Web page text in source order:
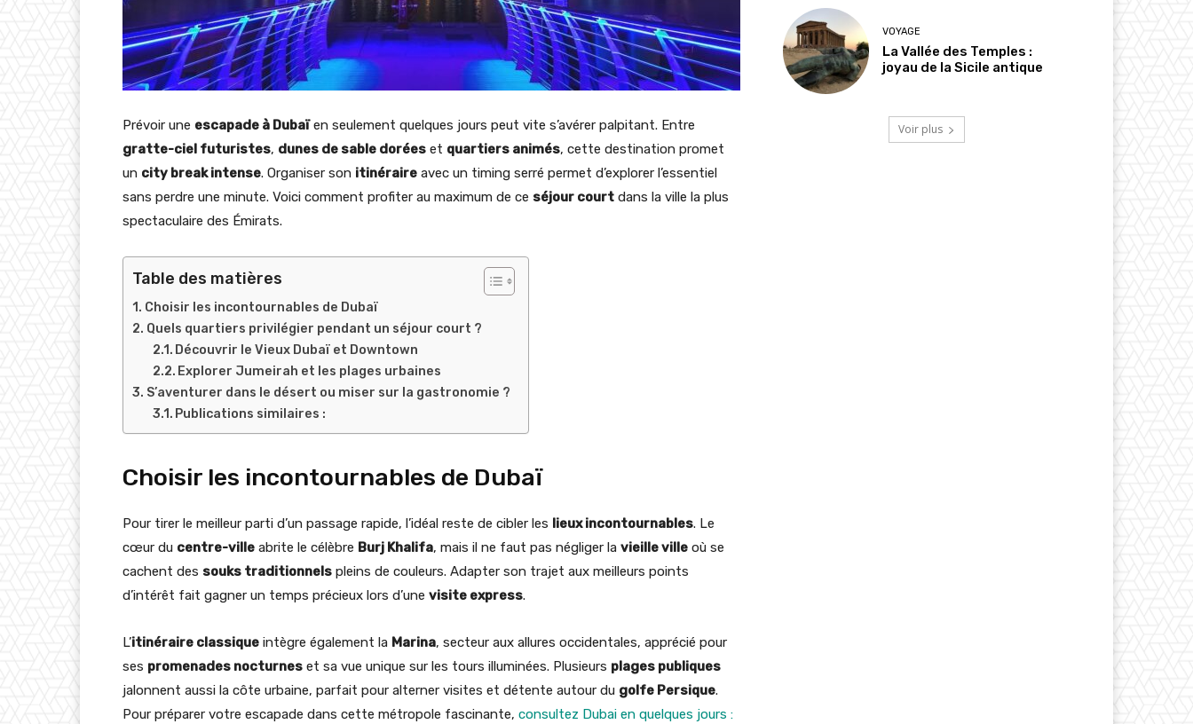
Prévoir une escapade à Dubaïen seulement quelques jours peut vite s’avérer palpitant. Entre
gratte-ciel futuristes, dunes de sable dorées et quartiers animés, cette destination promet
un city break intense. Organiser son itinéraire avec un timing serré permet d’explorer l’essentiel
sans perdre une minute. Voici comment profiter au maximum de ce séjour court dans la ville la plus
spectaculaire des Émirats.
Table des matières
Choisir les incontournables de Dubaï
Quels quartiers privilégier pendant un séjour court ?
Découvrir le Vieux Dubaï et Downtown
Explorer Jumeirah et les plages urbaines
S’aventurer dans le désert ou miser sur la gastronomie ?
Publications similaires :
Choisir les incontournables de Dubaï
Pour tirer le meilleur parti d’un passage rapide, l’idéal reste de cibler les lieux incontournables. Le
cœur du centre-ville abrite le célèbre Burj Khalifa, mais il ne faut pas négliger la vieille ville où se
cachent des souks traditionnels pleins de couleurs. Adapter son trajet aux meilleurs points
d’intérêt fait gagner un temps précieux lors d’une visite express.
L’itinéraire classique intègre également la Marina, secteur aux allures occidentales, apprécié pour
ses promenades nocturnes et sa vue unique sur les tours illuminées. Plusieurs plages publiques
jalonnent aussi la côte urbaine, parfait pour alterner visites et détente autour du golfe Persique.
Pour préparer votre escapade dans cette métropole fascinante, consultez Dubai en quelques jours :
VOYAGE
La Vallée des Temples :
joyau de la Sicile antique
Voir plus